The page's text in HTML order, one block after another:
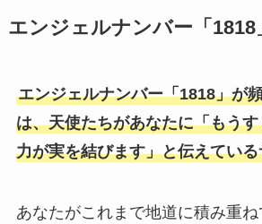
エンジェルナンバー「1818
エンジェルナンバー「1818」が
は、天使たちがあなたに「もう
力が実を結びます」と伝えてい
あなたがこれまで地道に積み重ね